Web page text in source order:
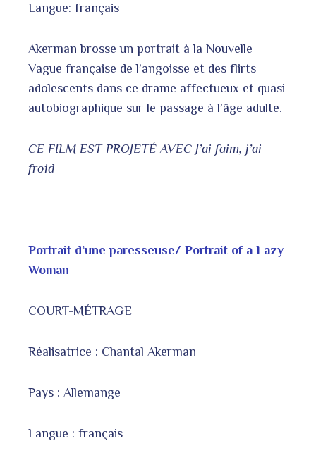
Langue: français
Akerman brosse un portrait à la Nouvelle
Vague française de l’angoisse et des flirts
adolescents dans ce drame affectueux et quasi
autobiographique sur le passage à l’âge adulte.
CE FILM EST PROJETÉ AVEC J’ai faim, j’ai
froid
Portrait d’une paresseuse/ Portrait of a Lazy
Woman
COURT-MÉTRAGE
Réalisatrice : Chantal Akerman
Pays : Allemange
Langue : français